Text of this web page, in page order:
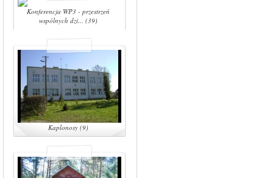
Konferencja WP3 - przestrzeń
wspólnych dzi... (39)
Kaplonosy (9)